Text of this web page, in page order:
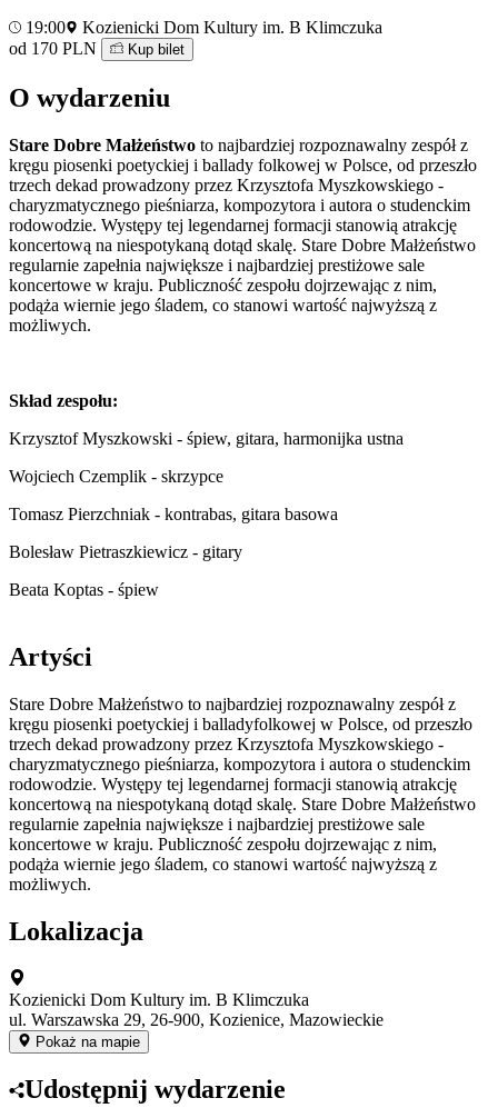
19:00
Kozienicki Dom Kultury im. B Klimczuka
od 170 PLN
Kup bilet
O wydarzeniu
Stare Dobre Małżeństwo to najbardziej rozpoznawalny zespół z
kręgu piosenki poetyckiej i ballady folkowej w Polsce, od przeszło
trzech dekad prowadzony przez Krzysztofa Myszkowskiego -
charyzmatycznego pieśniarza, kompozytora i autora o studenckim
rodowodzie. Występy tej legendarnej formacji stanowią atrakcję
koncertową na niespotykaną dotąd skalę. Stare Dobre Małżeństwo
regularnie zapełnia największe i najbardziej prestiżowe sale
koncertowe w kraju. Publiczność zespołu dojrzewając z nim,
podąża wiernie jego śladem, co stanowi wartość najwyższą z
możliwych.
Skład zespołu:
Krzysztof Myszkowski - śpiew, gitara, harmonijka ustna
Wojciech Czemplik - skrzypce
Tomasz Pierzchniak - kontrabas, gitara basowa
Bolesław Pietraszkiewicz - gitary
Beata Koptas - śpiew
Artyści
Stare Dobre Małżeństwo to najbardziej rozpoznawalny zespół z
kręgu piosenki poetyckiej i balladyfolkowej w Polsce, od przeszło
trzech dekad prowadzony przez Krzysztofa Myszkowskiego -
charyzmatycznego pieśniarza, kompozytora i autora o studenckim
rodowodzie. Występy tej legendarnej formacji stanowią atrakcję
koncertową na niespotykaną dotąd skalę. Stare Dobre Małżeństwo
regularnie zapełnia największe i najbardziej prestiżowe sale
koncertowe w kraju. Publiczność zespołu dojrzewając z nim,
podąża wiernie jego śladem, co stanowi wartość najwyższą z
możliwych.
Lokalizacja
Kozienicki Dom Kultury im. B Klimczuka
ul. Warszawska 29, 26-900, Kozienice, Mazowieckie
Pokaż na mapie
Udostępnij wydarzenie